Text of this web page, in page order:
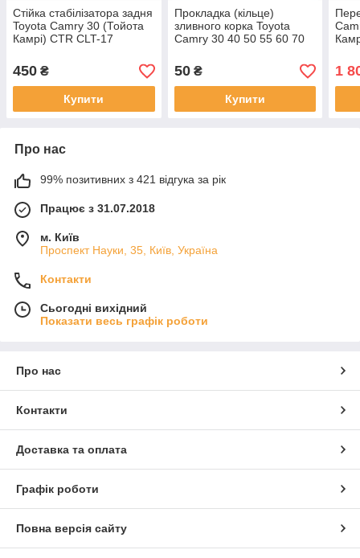
Стійка стабілізатора задня
Toyota Camry 30 (Тойота
Камрі) CTR CLT-17
450 ₴
Купити
Прокладка (кільце)
зливного корка Toyota
Camry 30 40 50 55 60 70
9043012031
50₴
Купити
1
Про нас
99% позитивних з 421 відгука за рік
Працює з 31.07.2018
м. Київ
Проспект Науки, 35, Київ, Україна
Контакти
Сьогодні вихідний
Показати весь графік роботи
Про нас
Контакти
Доставка та оплата
Графік роботи
Повна версія сайту